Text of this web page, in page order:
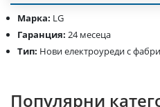
Марка: LG
Гаранция: 24 месеца
Тип: Нови електроуреди с
Популярни